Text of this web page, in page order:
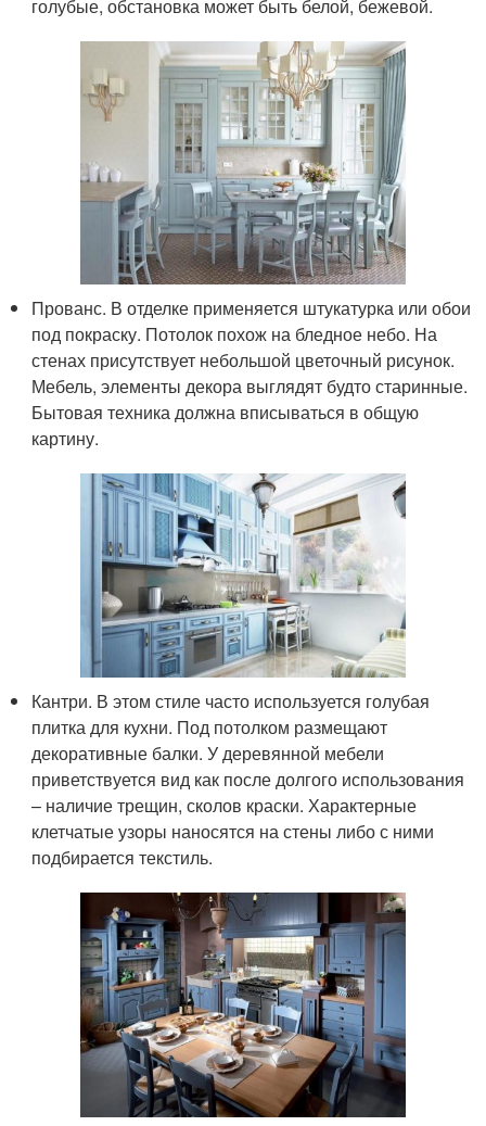
голубые, обстановка может быть белой, бежевой.
Прованс. В отделке применяется штукатурка или обои
под покраску. Потолок похож на бледное небо. На
стенах присутствует небольшой цветочный рисунок.
Мебель, элементы декора выглядят будто старинные.
Бытовая техника должна вписываться в общую
картину.
Кантри. В этом стиле часто используется голубая
плитка для кухни. Под потолком размещают
декоративные балки. У деревянной мебели
приветствуется вид как после долгого использования
– наличие трещин, сколов краски. Характерные
клетчатые узоры наносятся на стены либо с ними
подбирается текстиль.